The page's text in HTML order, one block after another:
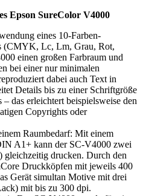
Epson SureColor V4000
eines 10-Farben-
(CMYK, Lc, Lm, Grau, Rot,
einen großen Farbraum und
bei einer nur minimalen
dabei auch Text in
Details bis zu einer Schriftgröße
das erleichtert beispielsweise den
Copyrights oder
Raumbedarf: Mit einem
A1+ kann der SC-V4000 zwei
drucken. Durch den
Druckköpfen mit jeweils 400
Gerät simultan Motive mit drei
mit bis zu 300 dpi.